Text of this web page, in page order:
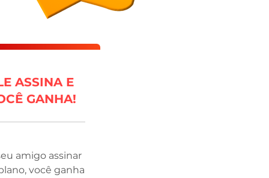
ASSINA E
GANHA!
amigo assinar
você ganha